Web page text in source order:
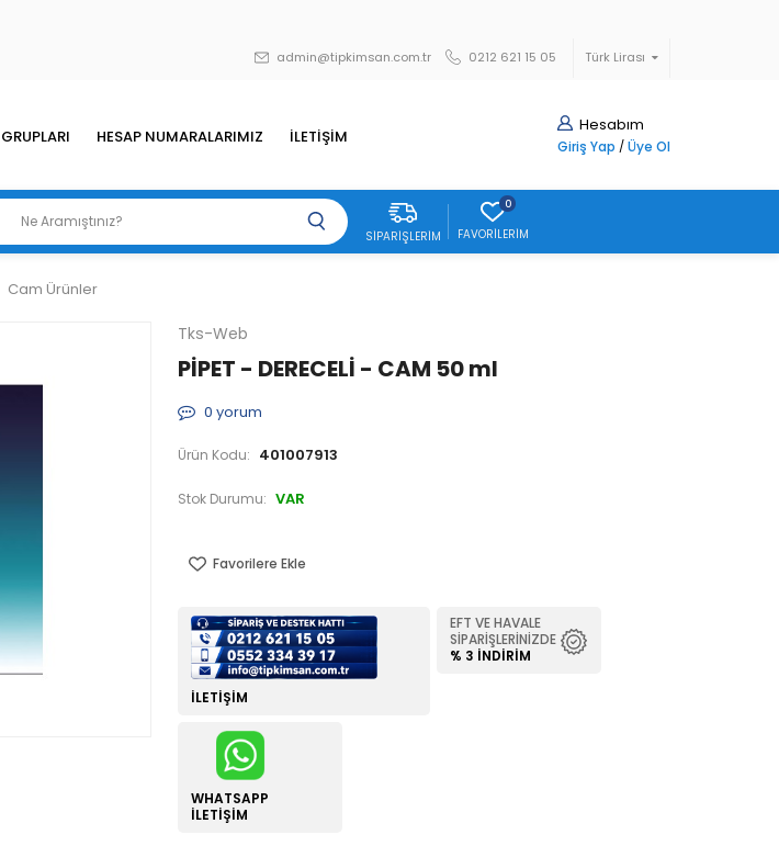
Türk Lirası
admin@tipkimsan.com.tr 0212 621 15 05
Hesabım
Giriş Yap / Üye Ol
HESAP NUMARALARIMIZ İLETİŞİM
SIPARIŞLERIM
0
FAVORILERIM
Cam Ürünler
Tks-Web
PİPET - DERECELİ - CAM 50 ml
0 yorum
Ürün Kodu: 401007913
Stok Durumu: VAR
Favorilere Ekle
İLETIŞIM
EFT VE HAVALE
SIPARIŞLERINIZDE
% 3 İNDIRIM
WHATSAPP
İLETIŞIM